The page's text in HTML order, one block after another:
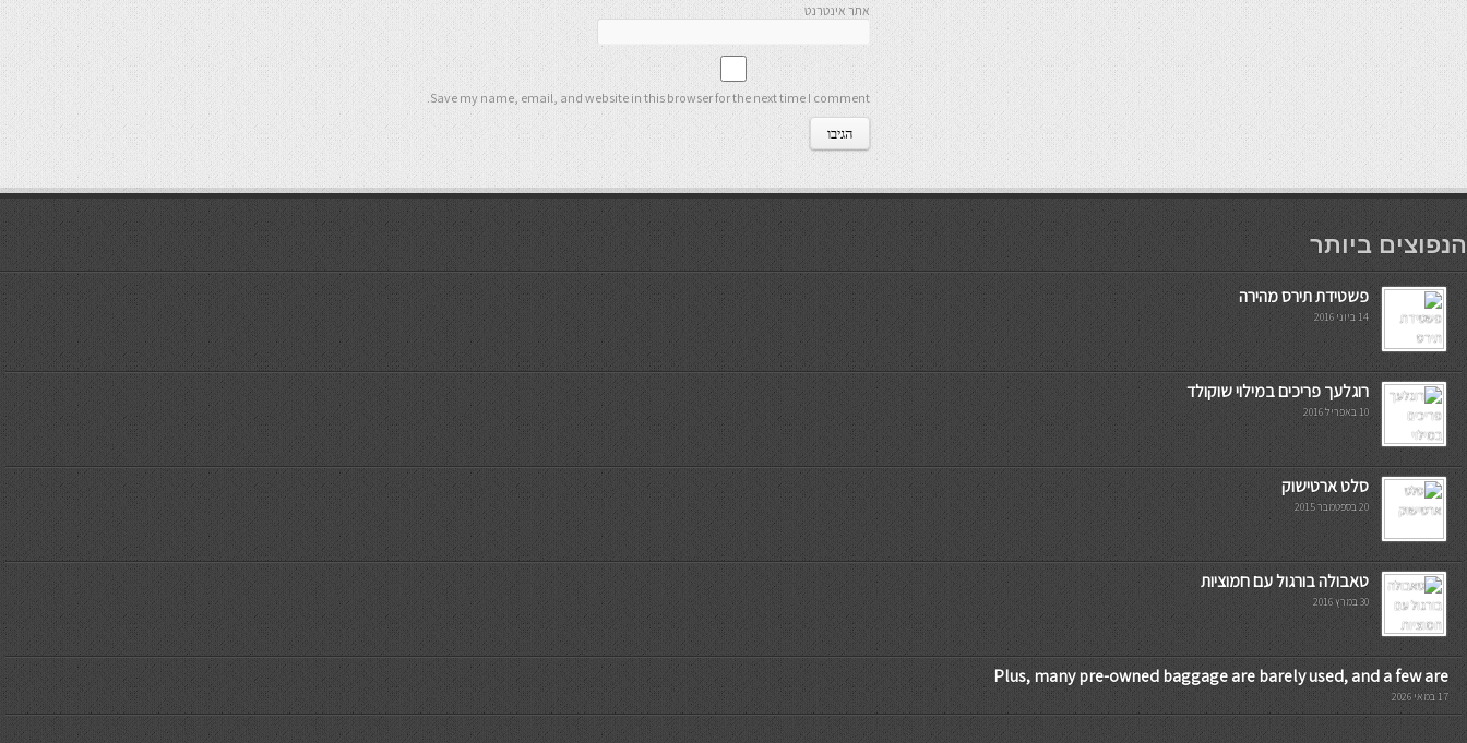
אתר אינטרנט
Save my name, email, and website in this browser for the next time I comment.
мостбет кг
הנפוצים ביותר
פשטידת תירס מהירה
14 ביוני 2016
רוגלעך פריכים במילוי שוקולד
10 באפריל 2016
סלט ארטישוק
20 בספטמבר 2015
טאבולה בורגול עם חמוציות
30 במרץ 2016
Plus, many pre-owned baggage are barely used, and a few are
17 במאי 2026
7slots